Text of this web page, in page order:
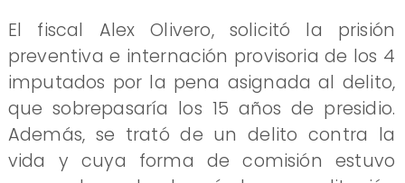
El fiscal Alex Olivero, solicitó la prisión
preventiva e internación provisoria de los 4
imputados por la pena asignada al delito,
que sobrepasaría los 15 años de presidio.
Además, se trató de un delito contra la
vida y cuya forma de comisión estuvo